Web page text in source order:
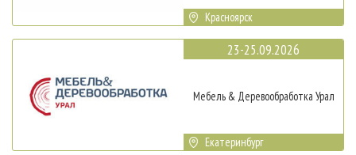
Красноярск
23-25.09.2026
Мебель & Деревообработка Урал
Екатеринбург